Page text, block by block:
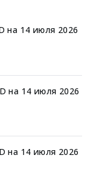
на 14 июля 2026
на 14 июля 2026
на 14 июля 2026